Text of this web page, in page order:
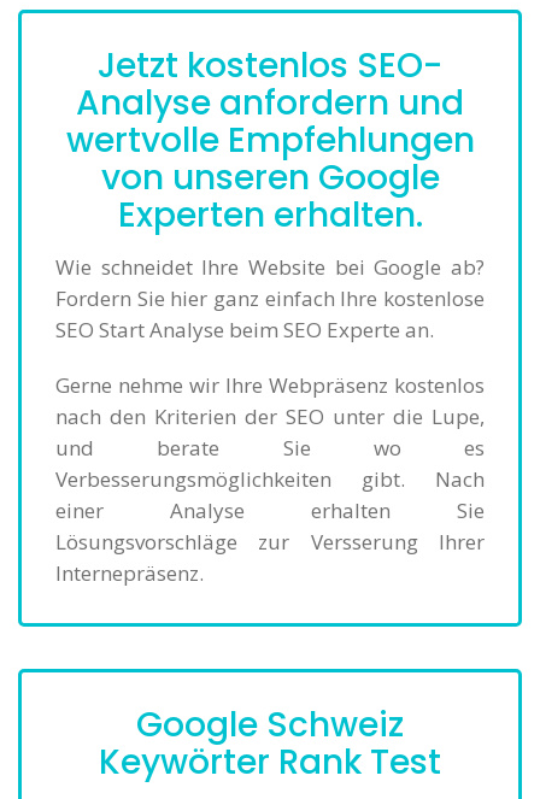
Jetzt kostenlos SEO-
Analyse anfordern und
wertvolle Empfehlungen
von unseren Google
Experten erhalten.
Wie schneidet Ihre Website bei Google ab?
Fordern Sie hier ganz einfach Ihre kostenlose
SEO Start Analyse beim SEO Experte an.
Gerne nehme wir Ihre Webpräsenz kostenlos
nach den Kriterien der SEO unter die Lupe,
und berate Sie wo es
Verbesserungsmöglichkeiten gibt. Nach
einer Analyse erhalten Sie
Lösungsvorschläge zur Versserung Ihrer
Internepräsenz.
Google Schweiz
Keywörter Rank Test